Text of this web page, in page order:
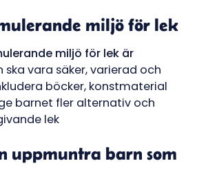
miljö för lek
miljö för lek är
ska vara säker, varierad och
böcker, konstmaterial
barnet fler alternativ och
lek
uppmuntra barn som